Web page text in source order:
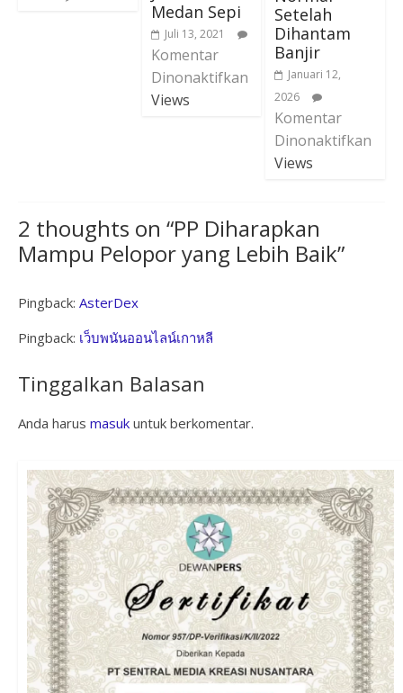
Medan Sepi
Juli 13, 2021
Komentar
Dinonaktifkan
Views
Setelah
Dihantam
Banjir
Januari 12,
2026
Komentar
Dinonaktifkan
Views
2 thoughts on “PP Diharapkan
Mampu Pelopor yang Lebih Baik”
Pingback: AsterDex
Pingback: เว็บพนันออนไลน์เกาหลี
Tinggalkan Balasan
Anda harus masukuntuk berkomentar.